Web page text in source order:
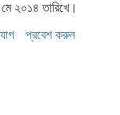
২০১৪ তারিখে।
প্রবেশ করুন